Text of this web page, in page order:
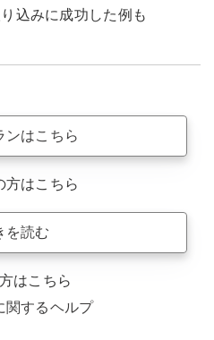
込みに成功した例も
ンはこちら
方はこちら
を読む
はこちら
関するヘルプ